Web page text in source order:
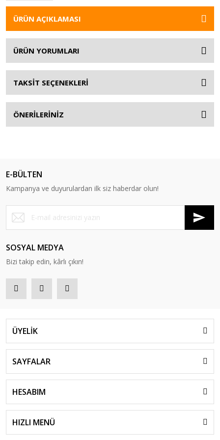
ÜRÜN AÇIKLAMASI
ÜRÜN YORUMLARI
TAKSİT SEÇENEKLERİ
ÖNERİLERİNİZ
E-BÜLTEN
Kampanya ve duyurulardan ilk siz haberdar olun!
SOSYAL MEDYA
Bizi takip edin, kârlı çıkın!
ÜYELİK
SAYFALAR
HESABIM
HIZLI MENÜ